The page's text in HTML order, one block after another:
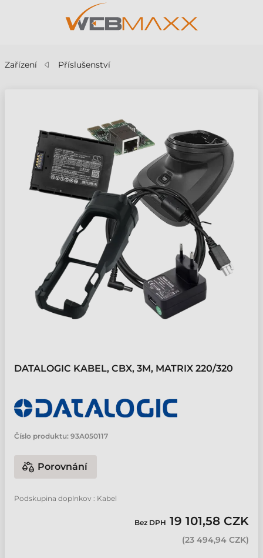
Zařízení Příslušenství
DATALOGIC KABEL, CBX, 3M, MATRIX 220/320
Číslo produktu: 93A050117
Porovnání
Podskupina doplnkov : Kabel
Bez DPH 19 101,58 CZK
(23 494,94 CZK)